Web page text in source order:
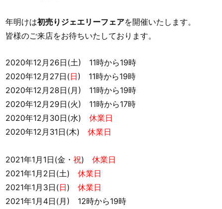
年明けは初売りジェエリーフェアを開催いたします。
皆様のご来店をお待ちいたしております。
2020年12月26日(土) 11時から19時
2020年12月27日(日) 11時から19時
2020年12月28日(月) 11時から19時
2020年12月29日(火) 11時から17時
2020年12月30日(水)休業日
2020年12月31日(木)休業日
2021年1月1日(金・祝)休業日
2021年1月2日(土)休業日
2021年1月3日(日)休業日
2021年1月4日(月) 12時から19時